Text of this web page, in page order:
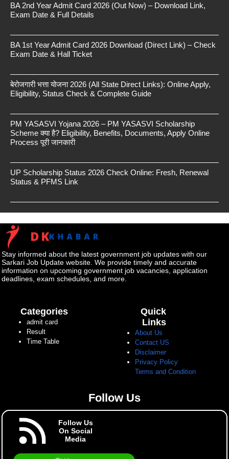
BA 2nd Year Admit Card 2026 (Out Now) – Download Link,
Exam Date & Full Details
BA 1st Year Admit Card 2026 Download (Direct Link) – Check
Exam Date & Hall Ticket
बेरोजगारी भत्ता योजना 2026 (All State Direct Links): Online Apply,
Eligibility, Status Check & Complete Guide
PM YASASVI Yojana 2026 – PM YASASVI Scholarship
Scheme क्या है? Eligibility, Benefits, Documents, Apply Online
Process पूरी जानकारी
UP Scholarship Status 2026 Check Online: Fresh, Renewal
Status & PFMS Link
Stay informed about the latest government job updates with our
Sarkari Job Update website. We provide timely and accurate
information on upcoming government job vacancies, application
deadlines, exam schedules, and more.
Categories
admit card
Result
Time Table
Quick
Links
About Us
Contact US
Disclaimer
Privacy Policy
Terms and Condition
Follow Us
Follow Us
On Social
Media